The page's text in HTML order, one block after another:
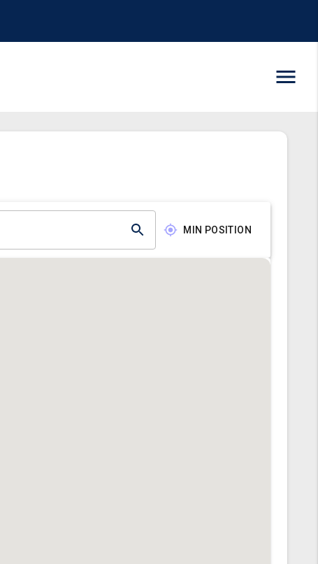
MIN POSITION